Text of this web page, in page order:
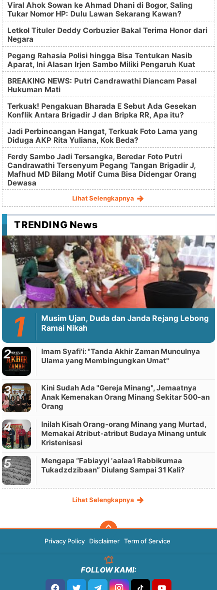
Viral Ahok Sowan ke Ahmad Dhani di Bogor, Saling
Tukar Nomor HP: Dulu Lawan Sekarang Kawan?
Letkol Tituler Deddy Corbuzier Bakal Terima Honor dari
Negara
Pegang Rahasia Polisi hingga Bisa Tentukan Nasib
Aparat, Ini Alasan Irjen Sambo Miliki Pengaruh Kuat
BREAKING NEWS: Putri Candrawathi Diancam Pasal
Hukuman Mati
Terkuak! Pengakuan Bharada E Sebut Ada Gesekan
Konflik Antara Brigadir J dan Bripka RR, Apa itu?
Jadi Perbincangan Hangat, Terkuak Foto Lama yang
Diduga AKP Rita Yuliana, Kok Beda?
Ferdy Sambo Jadi Tersangka, Beredar Foto Putri
Candrawathi Tersenyum Pegang Tangan Brigadir J,
Mafhud MD Bilang Motif Cuma Bisa Didengar Orang
Dewasa
Lihat Selengkapnya
TRENDING News
Musim Ujan, Duda dan Janda Rejang Lebong
Ramai Nikah
Imam Syafi'i: "Tanda Akhir Zaman Munculnya
Ulama yang Membingungkan Umat"
Kini Sudah Ada "Gereja Minang", Jemaatnya
Anak Kemenakan Orang Minang Sekitar 500-an
Orang
Inilah Kisah Orang-orang Minang yang Murtad,
Memakai Atribut-atribut Budaya Minang untuk
Kristenisasi
Mengapa “Fabiayyi ‘aalaa’i Rabbikumaa
Tukadzdzibaan” Diulang Sampai 31 Kali?
Lihat Selengkapnya
Privacy Policy Disclaimer Term of Service
FOLLOW KAMI: